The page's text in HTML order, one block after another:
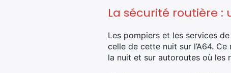
La sécurité routière
Les pompiers et les services
celle de cette nuit sur l’A64.
la nuit et sur autoroutes où les